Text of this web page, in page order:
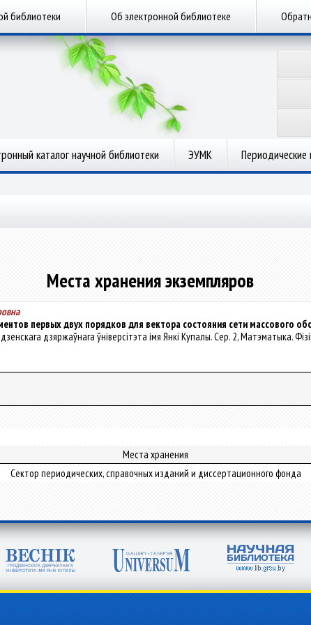
библиотеки Об электронной библиотеке
каталог научной библиотеки ЭУМК Периодические
Места хранения экземпляров
первых двух порядков для вектора состояния сети массового
дзяржаўнага ўніверсітэта імя Янкі Купалы. Сер. 2, Матэматыка.
Места хранения
Сектор периодических, справочных изданий и диссертационного фонда